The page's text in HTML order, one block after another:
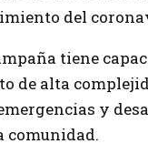
del
tiene
de alta
y
comunidad.